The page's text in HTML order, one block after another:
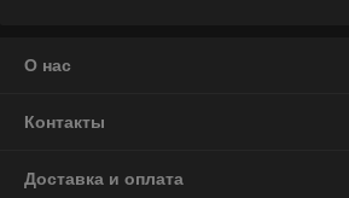
О нас
Контакты
Доставка и оплата